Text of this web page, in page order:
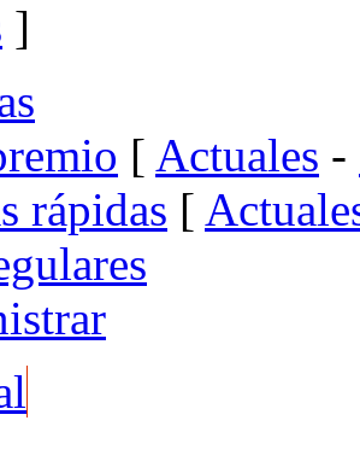
]
[ Actuales -
rápidas [